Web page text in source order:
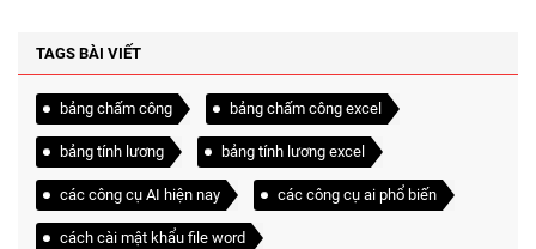
TAGS BÀI VIẾT
bảng chấm công bảng chấm công excel
bảng tính lương bảng tính lương excel
các công cụ AI hiện nay các công cụ ai phổ biến
cách cài mật khẩu file word